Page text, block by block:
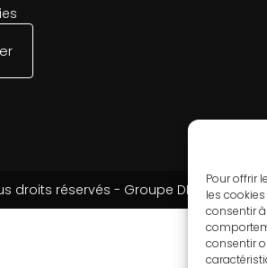
Pour offrir
les
consentir
consentir
droits réservés - Groupe DESCOLONGES